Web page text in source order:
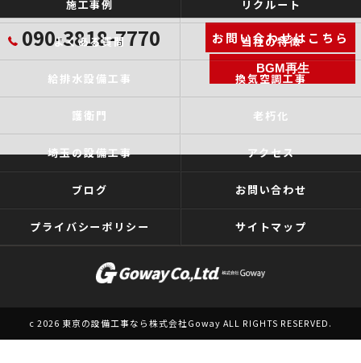
090-3818-7770 お問い合わせはこちら
BGM再生
施工事例 リクルート
よくある質問 当社の特徴
給排水設備工事 換気空調工事
護衛門 老朽化
埼玉の設備工事 アクセス
ブログ お問い合わせ
プライバシーポリシー サイトマップ
c 2026 東京の設備工事なら株式会社Goway ALL RIGHTS RESERVED.